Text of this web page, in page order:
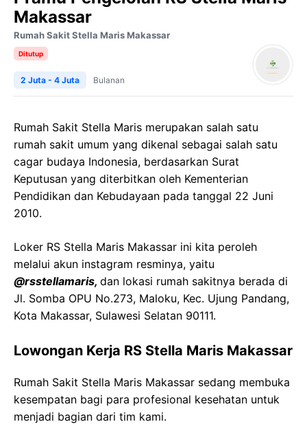
Makassar
Rumah Sakit Stella Maris Makassar
Ditutup
2 Juta - 4 Juta Bulanan
Rumah Sakit Stella Maris merupakan salah satu
rumah sakit umum yang dikenal sebagai salah satu
cagar budaya Indonesia, berdasarkan Surat
Keputusan yang diterbitkan oleh Kementerian
Pendidikan dan Kebudayaan pada tanggal 22 Juni
2010.
Loker RS Stella Maris Makassar ini kita peroleh
melalui akun instagram resminya, yaitu
@rsstellamaris, dan lokasi rumah sakitnya berada di
Jl. Somba OPU No.273, Maloku, Kec. Ujung Pandang,
Kota Makassar, Sulawesi Selatan 90111.
Lowongan Kerja RS Stella Maris Makassar
Rumah Sakit Stella Maris Makassar sedang membuka
kesempatan bagi para profesional kesehatan untuk
menjadi bagian dari tim kami.